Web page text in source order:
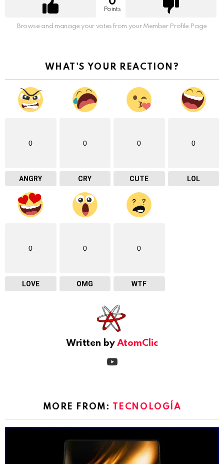
Points
Browse and manage your votes from your Member Profile Page
WHAT'S YOUR REACTION?
0
ANGRY
0
CRY
0
CUTE
0
LOL
0
LOVE
0
OMG
0
WTF
Written by AtomClic
MORE FROM: TECNOLOGÍA